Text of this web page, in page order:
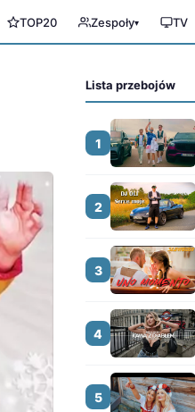
TOP20 Zespoły▾ TV
Lista przebojów
1
2
3
4
5